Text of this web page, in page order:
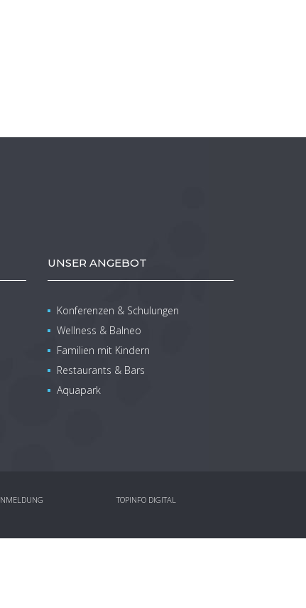
UNSER ANGEBOT
Konferenzen & Schulungen
Wellness & Balneo
Familien mit Kindern
Restaurants & Bars
Aquapark
TOPINFO DIGITAL